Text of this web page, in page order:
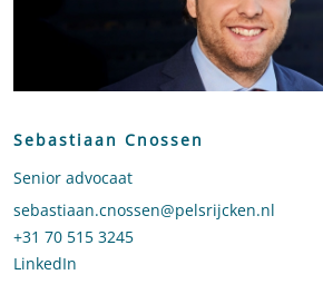
Sebastiaan Cnossen
Senior advocaat
Stuur een e-mail naar Sebastiaan Cnossen
sebastiaan.cnossen@pelsrijcken.nl
Bel naar Sebastiaan Cnossen
+31 70 515 3245
LinkedIn